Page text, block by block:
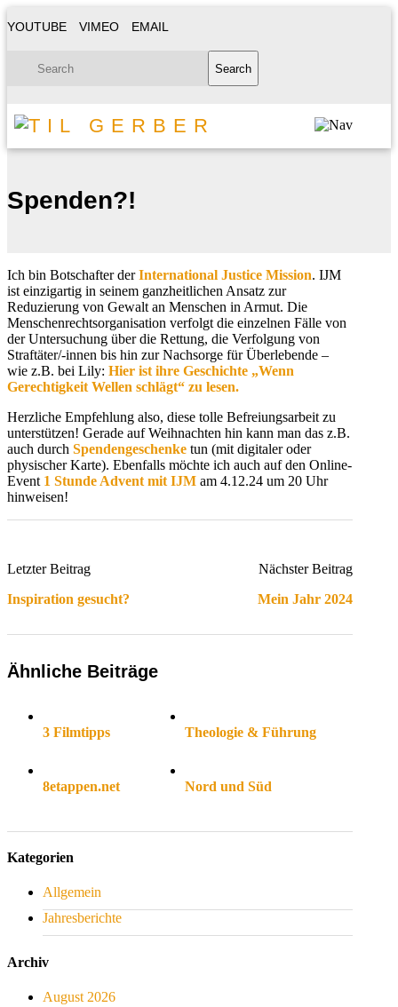
YOUTUBE VIMEO EMAIL
Spenden?!
Ich bin Botschafter derInternational Justice Mission. IJM
ist einzigartig in seinem ganzheitlichen Ansatz zur
Reduzierung von Gewalt an Menschen in Armut. Die
Menschenrechtsorganisation verfolgt die einzelnen Fälle von
der Untersuchung über die Rettung, die Verfolgung von
Straftäter/-innen bis hin zur Nachsorge für Überlebende –
wie z.B. bei Lily: Hier ist ihre Geschichte „Wenn
Gerechtigkeit Wellen schlägt“ zu lesen.
Herzliche Empfehlung also, diese tolle Befreiungsarbeit zu
unterstützen! Gerade auf Weihnachten hin kann man das z.B.
auch durch Spendengeschenke tun (mit digitaler oder
physischer Karte). Ebenfalls möchte ich auch auf den Online-
Event 1 Stunde Advent mit IJM am 4.12.24 um 20 Uhr
hinweisen!
Letzter Beitrag
Inspiration gesucht?
Nächster Beitrag
Mein Jahr 2024
Ähnliche Beiträge
3 Filmtipps Theologie & Führung
8etappen.net Nord und Süd
Kategorien
Allgemein
Jahresberichte
Archiv
August 2026